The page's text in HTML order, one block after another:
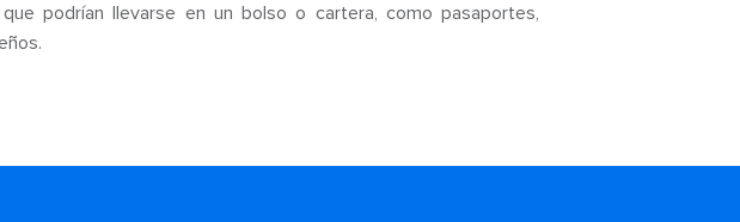
podrían llevarse en un bolso o cartera, como pasaportes,